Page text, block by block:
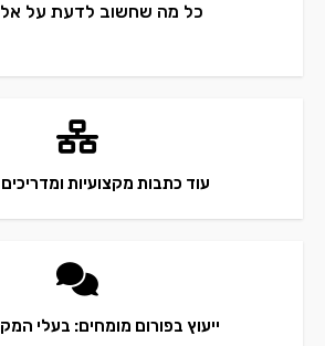
כל מה שחשוב לדעת על
עוד כתבות מקצועיות
ייעוץ בפורום מומחים: בעלי